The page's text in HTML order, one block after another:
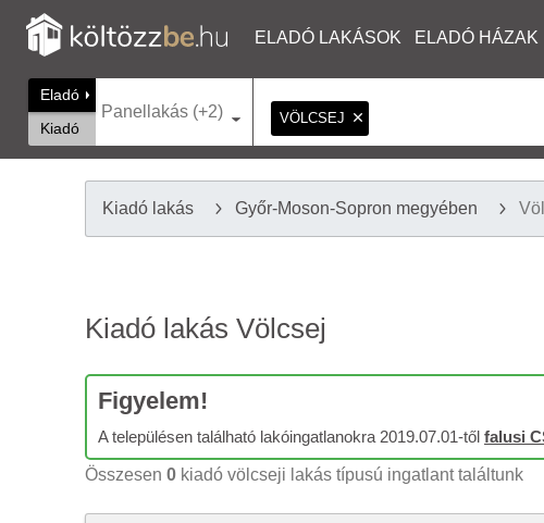
ELADÓ LAKÁSOK ELADÓ HÁZAK
Eladó
Kiadó
Panellakás (+2) VÖLCSEJ
Kiadó lakás Győr-Moson-Sopron megyében
Kiadó lakás Völcsej
Figyelem!
A településen található lakóingatlanokra 2019.07.01-től falusi
Összesen 0 kiadó völcseji lakás típusú ingatlant találtunk